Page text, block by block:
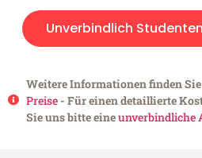
Unverbindlich
Weitere Informationen finden
Preise- Für einen detaillierte
Sie uns bitte eineunverbindliche